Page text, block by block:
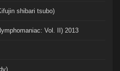
shibari tsubo)
Vol. II) 2013